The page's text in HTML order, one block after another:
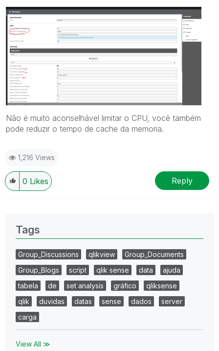
Não é muito aconselhável limitar o CPU, você também
pode reduzir o tempo de cache da memoria.
1,216 Views
0 Likes Reply
Tags
Group_Discussions qlikview
Group_Documents
Group_Blogs
script qlik sense data
ajuda
tabela
de set analysis gráfico
qliksense
qlik
duvidas datas sense dados
server
carga
View All ≫